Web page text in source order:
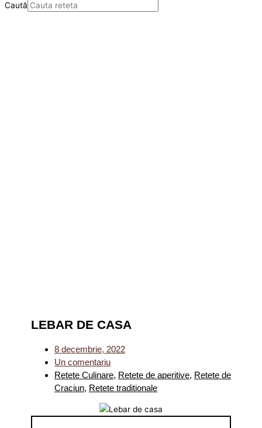
Caută
LEBAR DE CASA
8 decembrie, 2022
Un comentariu
Retete Culinare, Retete de aperitive, Retete de
Craciun, Retete traditionale